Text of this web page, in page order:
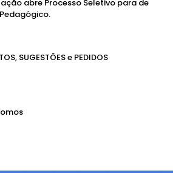
abre Processo Seletivo para de
SUGESTÕES e PEDIDOS